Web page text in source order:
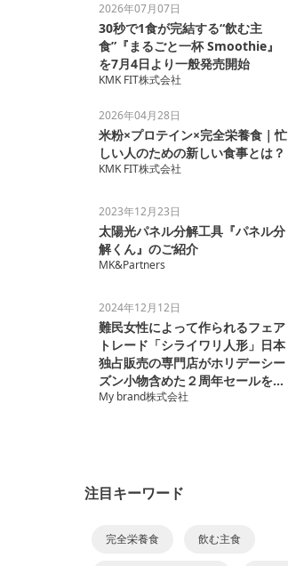
2026年07月07日
30秒で1食が完結する“飲む主
食”『まるごと一杯 Smoothie』
を7月4日より一般発売開始
KMK FIT株式会社
2026年04月28日
米粉×プロテイン×完全栄養食｜忙
しい人のための新しい食事とは？
KMK FIT株式会社
2023年12月23日
太陽光パネル分解工具『パネル分
解くん』のご紹介
MK&Partners
2024年12月12日
難民女性によって作られるフェア
トレード「シライワリ人形」日本
独占販売の専門店がホリデーシー
ズン小物含めた２周年セールを開
催
My brand株式会社
注目キーワード
完全栄養食 飲む主食